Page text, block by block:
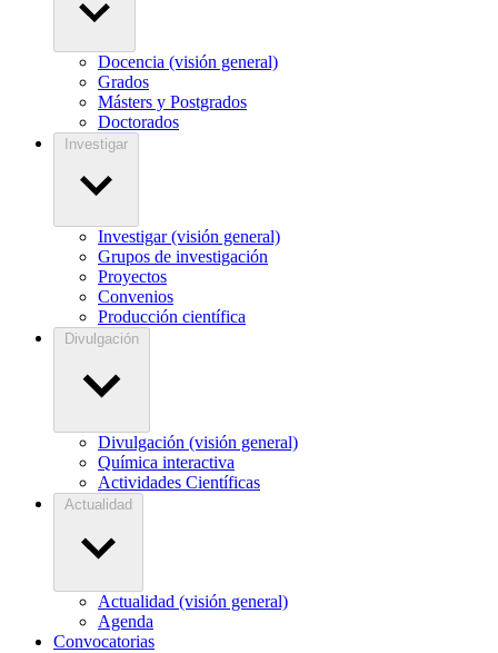
Docencia (visión general)
Grados
Másters y Postgrados
Doctorados
Investigar
Investigar (visión general)
Grupos de investigación
Proyectos
Convenios
Producción científica
Divulgación
Divulgación (visión general)
Química interactiva
Actividades Científicas
Actualidad
Actualidad (visión general)
Agenda
Convocatorias